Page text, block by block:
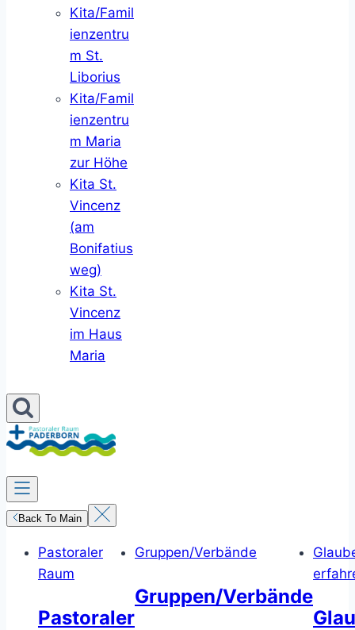
Kita/Famil
ienzentru
m St.
Liborius
Kita/Famil
ienzentru
m Maria
zur Höhe
Kita St.
Vincenz
(am
Bonifatius
weg)
Kita St.
Vincenz
im Haus
Maria
Back To Main
Pastoraler
Raum
Pastoraler
Gruppen/Verbände
Gruppen/Verbände